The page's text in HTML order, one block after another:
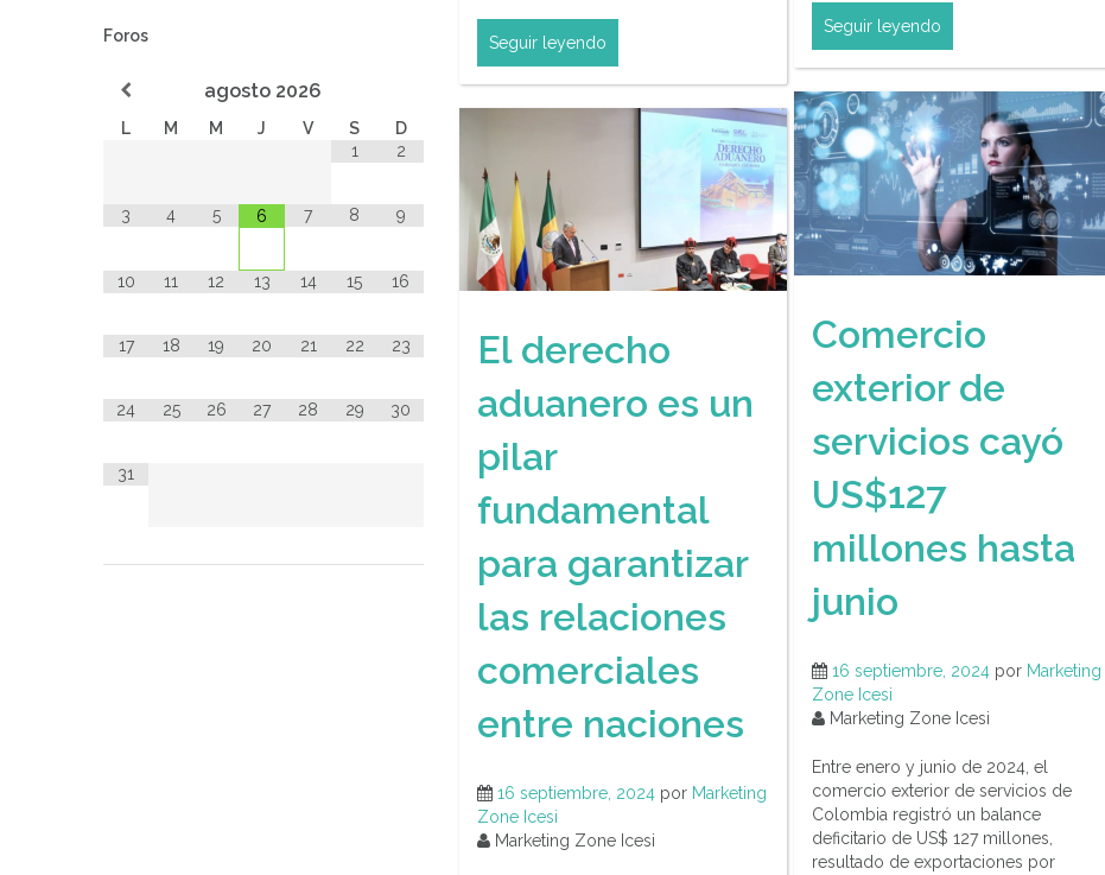
Foros
agosto 2026
L M M J V S
D
1
2
3 4 5 6 7 8 9
10 11 12 13 14 15 16
17 18 19 20 21 22 23
24 25 26 27 28 29 30
31
Seguir leyendo
Seguir leyendo
Comercio
exterior de
servicios cayó
US$127
millones hasta
junio
16 septiembre, 2024 por Marketing
Zone Icesi
Marketing Zone Icesi
Entre enero y junio de 2024, el
comercio exterior de servicios de
Colombia registró un balance
deficitario de US$ 127 millones,
resultado de exportaciones por
El derecho
aduanero es un
pilar
fundamental
para garantizar
las relaciones
comerciales
entre naciones
16 septiembre, 2024 por Marketing
Zone Icesi
Marketing Zone Icesi